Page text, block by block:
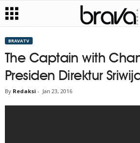
BRAVATV
The Captain with
Presiden Direktur
By Redaksi - Jan 23, 2016